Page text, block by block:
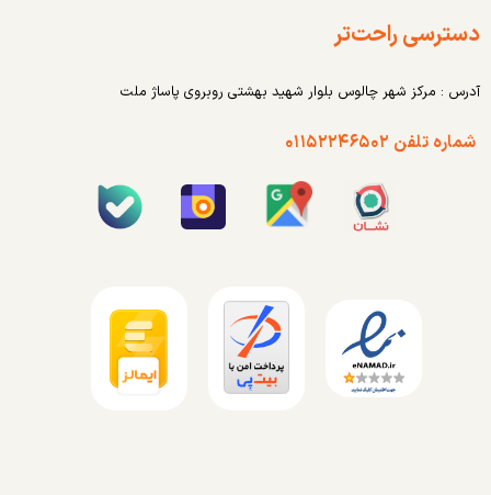
دسترسی راحت‌تر
آدرس : مرکز شهر چالوس بلوار شهید بهشتی روبروی پاساژ ملت
شماره تلفن ۰۱۱۵۲۲۴۶۵۰۲